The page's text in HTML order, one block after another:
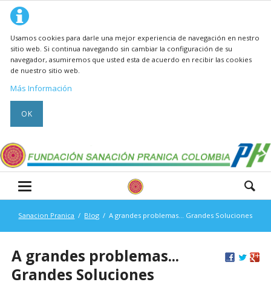
Usamos cookies para darle una mejor experiencia de navegación en nestro
sitio web. Si continua navegando sin cambiar la configuración de su
navegador, asumiremos que usted esta de acuerdo en recibir las cookies
de nuestro sitio web.
Más Información
OK
Sanacion Pranica Blog A grandes problemas... Grandes Soluciones
A grandes problemas...
Grandes Soluciones